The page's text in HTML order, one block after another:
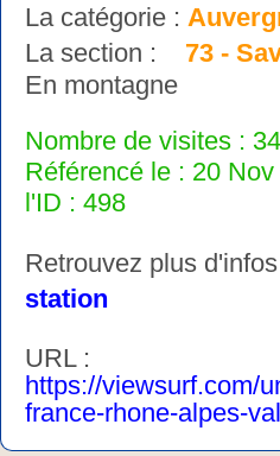
La catégorie :
La section : 73 -
En montagne
Nombre de visites :
Référencé le : 20
l'ID : 498
Retrouvez plus
station
URL :
https://viewsurf.com/
france-rhone-alpes-